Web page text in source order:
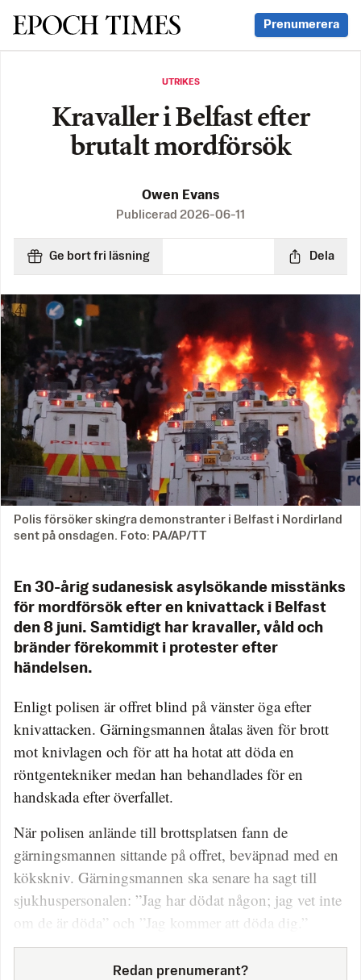
Svenska Epoch Times Prenumerera
UTRIKES
Kravaller i Belfast efter
brutalt mordförsök
Owen Evans
Publicerad 2026-06-11
Ge bort fri läsning Dela
Polis försöker skingra demonstranter i Belfast i Nordirland
sent på onsdagen. Foto: PA/AP/TT
En 30-årig sudanesisk asylsökande misstänks
för mordförsök efter en knivattack i Belfast
den 8 juni. Samtidigt har kravaller, våld och
bränder förekommit i protester efter
händelsen.
Enligt polisen är offret blind på vänster öga efter
knivattacken. Gärningsmannen åtalas även för brott
mot knivlagen och för att ha hotat att döda en
röntgentekniker medan han behandlades för en
handskada efter överfallet.
När polisen anlände till brottsplatsen fann de
gärningsmannen sittande på offret, beväpnad med en
kökskniv. Gärningsmannen ska senare ha sagt till
sjukhuspersonalen: ”Jag har dödat någon; jag vet inte
om de är döda” och ”Jag kommer att döda dig.”
Redan prenumerant?